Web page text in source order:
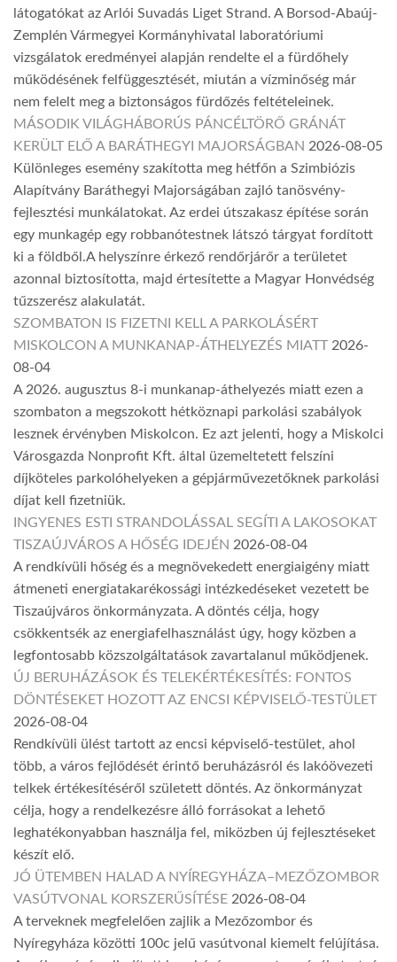
látogatókat az Arlói Suvadás Liget Strand. A Borsod-Abaúj-
Zemplén Vármegyei Kormányhivatal laboratóriumi
vizsgálatok eredményei alapján rendelte el a fürdőhely
működésének felfüggesztését, miután a vízminőség már
nem felelt meg a biztonságos fürdőzés feltételeinek.
MÁSODIK VILÁGHÁBORÚS PÁNCÉLTÖRŐ GRÁNÁT
KERÜLT ELŐ A BARÁTHEGYI MAJORSÁGBAN 2026-08-05
Különleges esemény szakította meg hétfőn a Szimbiózis
Alapítvány Baráthegyi Majorságában zajló tanösvény-
fejlesztési munkálatokat. Az erdei útszakasz építése során
egy munkagép egy robbanótestnek látszó tárgyat fordított
ki a földből.A helyszínre érkező rendőrjárőr a területet
azonnal biztosította, majd értesítette a Magyar Honvédség
tűzszerész alakulatát.
SZOMBATON IS FIZETNI KELL A PARKOLÁSÉRT
MISKOLCON A MUNKANAP-ÁTHELYEZÉS MIATT 2026-
08-04
A 2026. augusztus 8-i munkanap-áthelyezés miatt ezen a
szombaton a megszokott hétköznapi parkolási szabályok
lesznek érvényben Miskolcon. Ez azt jelenti, hogy a Miskolci
Városgazda Nonprofit Kft. által üzemeltetett felszíni
díjköteles parkolóhelyeken a gépjárművezetőknek parkolási
díjat kell fizetniük.
INGYENES ESTI STRANDOLÁSSAL SEGÍTI A LAKOSOKAT
TISZAÚJVÁROS A HŐSÉG IDEJÉN 2026-08-04
A rendkívüli hőség és a megnövekedett energiaigény miatt
átmeneti energiatakarékossági intézkedéseket vezetett be
Tiszaújváros önkormányzata. A döntés célja, hogy
csökkentsék az energiafelhasználást úgy, hogy közben a
legfontosabb közszolgáltatások zavartalanul működjenek.
ÚJ BERUHÁZÁSOK ÉS TELEKÉRTÉKESÍTÉS: FONTOS
DÖNTÉSEKET HOZOTT AZ ENCSI KÉPVISELŐ-TESTÜLET
2026-08-04
Rendkívüli ülést tartott az encsi képviselő-testület, ahol
több, a város fejlődését érintő beruházásról és lakóövezeti
telkek értékesítéséről született döntés. Az önkormányzat
célja, hogy a rendelkezésre álló forrásokat a lehető
leghatékonyabban használja fel, miközben új fejlesztéseket
készít elő.
JÓ ÜTEMBEN HALAD A NYÍREGYHÁZA–MEZŐZOMBOR
VASÚTVONAL KORSZERŰSÍTÉSE 2026-08-04
A terveknek megfelelően zajlik a Mezőzombor és
Nyíregyháza közötti 100c jelű vasútvonal kiemelt felújítása.